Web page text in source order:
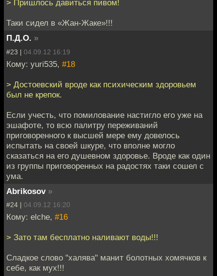
> Пришлось давиться пивом!
Таки сидел в «Жан-Жаке»!!!
П.Д.О. »
#23 | 04.09.12 16:19
Кому: yuri535, #18
> Достоевский вроде как психическим здоровьем
был не крепок.
Если учесть, что помилование настигло его уже на
эшафоте, то всю палитру переживаний
приговоренного к высшей мере ему довелось
испытать на своей шкуре, что вполне могло
сказаться на его душевном здоровье. Вроде как один
из группы приговоренных на радостях таки сошел с
ума.
Abrikosov »
#24 | 04.09.12 16:20
Кому: elche, #16
> Зато там бесплатно наливают воды!!!
Сладкое слово "халява" манит болотных хомячков к
себе, как мух!!!